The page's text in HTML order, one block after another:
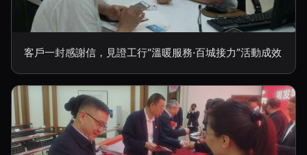
客戶一封感謝信，見證工行“溫暖服務·百城接力”活動成效